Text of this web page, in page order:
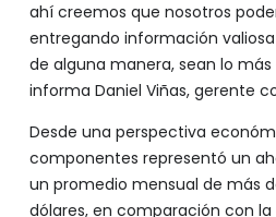
ahí creemos que nosotros
entregando información
de alguna manera, sean lo
informa Daniel Viñas, gerente
Desde una perspectiva
componentes representó un
un promedio mensual de más
dólares, en comparación con